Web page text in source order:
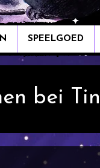
SPEELGOED
bei